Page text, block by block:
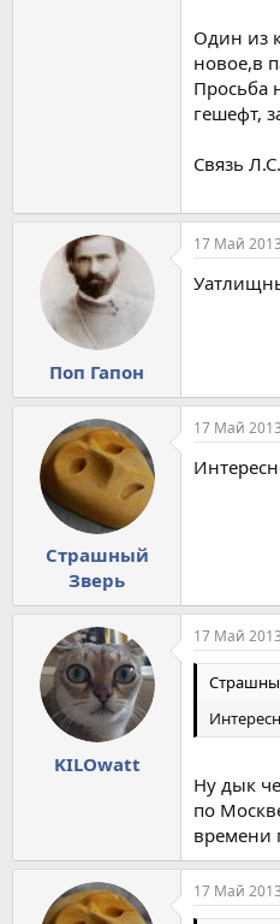
Один из
новое,в
Просьба
гешефт,
Связь
Поп Гапон
17 Май 2013
Страшный
Зверь
17 Май 2013
KILOwatt
17 Май 2013
Ну дык
по
времени
17 Май 2013